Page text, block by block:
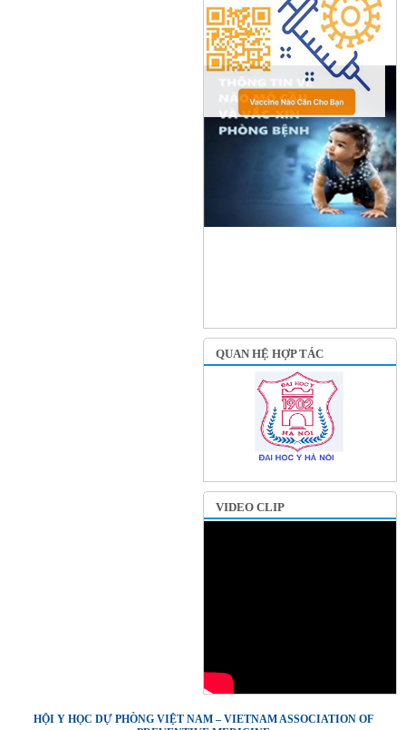
QUAN HỆ HỢP TÁC
VIDEO CLIP
HỘI Y HỌC DỰ PHÒNG VIỆT NAM – VIETNAM ASSOCIATION OF